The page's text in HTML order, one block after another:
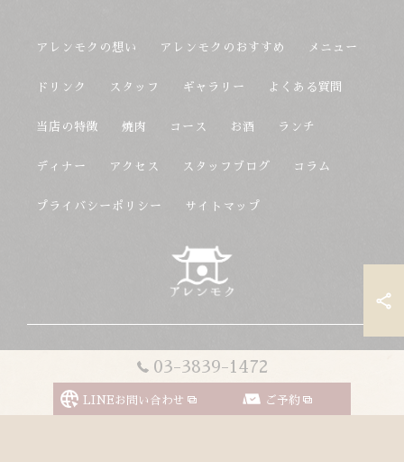
03-3839-1472
LINEお問い合わせ ご予約
アレンモクの想い アレンモクのおすすめ メニュー
ドリンク スタッフ ギャラリー よくある質問
当店の特徴 焼肉 コース お酒 ランチ
ディナー アクセス スタッフブログ コラム
プライバシーポリシー サイトマップ
© 2026 東京都上野駅の韓国料理ならアレンモク ALL RIGHTS